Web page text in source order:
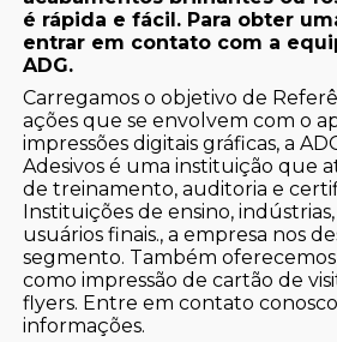
é rápida e fácil. Para obter
entrar em contato com a
ADG.
Carregamos o objetivo de
ações que se envolvem com o
impressões digitais gráficas, a
Adesivos é uma instituição que
de treinamento, auditoria e
Instituições de ensino,
usuários finais., a empresa nos
segmento. Também
como impressão de cartão de
flyers. Entre em contato
informações.